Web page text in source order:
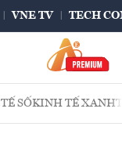
VNE TV TECH
SỐKINH TẾ XANH